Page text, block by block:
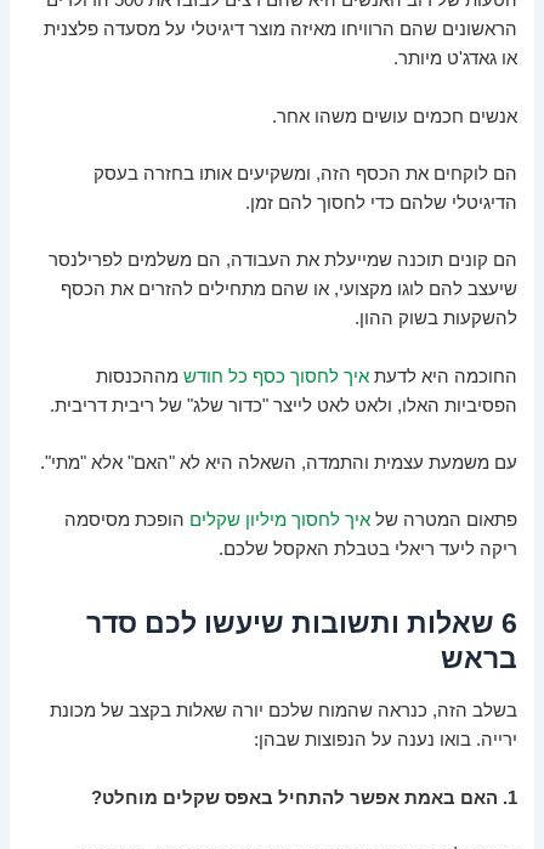
הראשונים שהם הרוויחו מאיזה מוצר דיגיטלי על מסעדה פלצנית
או גאדג'ט מיותר.
אנשים חכמים עושים משהו אחר.
הם לוקחים את הכסף הזה, ומשקיעים אותו בחזרה בעסק
הדיגיטלי שלהם כדי לחסוך להם זמן.
הם קונים תוכנה שמייעלת את העבודה, הם משלמים לפרילנסר
שיעצב להם לוגו מקצועי, או שהם מתחילים להזרים את הכסף
להשקעות בשוק ההון.
החוכמה היא לדעתאיך לחסוך כסף כל חודש מההכנסות
הפסיביות האלו, ולאט לאט לייצר "כדור שלג" של ריבית דריבית.
עם משמעת עצמית והתמדה, השאלה היא לא "האם" אלא "מתי".
פתאום המטרה שלאיך לחסוך מיליון שקלים הופכת מסיסמה
ריקה ליעד ריאלי בטבלת האקסל שלכם.
6 שאלות ותשובות שיעשו לכם סדר
בראש
בשלב הזה, כנראה שהמוח שלכם יורה שאלות בקצב של מכונת
ירייה. בואו נענה על הנפוצות שבהן:
1. האם באמת אפשר להתחיל באפס שקלים מוחלט?